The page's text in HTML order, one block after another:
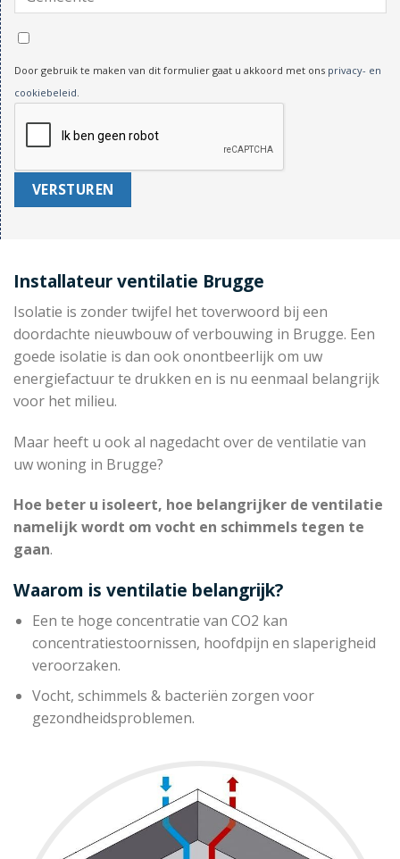
Door gebruik te maken van dit formulier gaat u akkoord met ons privacy- en
cookiebeleid
Installateur ventilatie Brugge
Isolatie is zonder twijfel het toverwoord bij een
doordachte nieuwbouw of verbouwing in Brugge. Een
goede isolatie is dan ook onontbeerlijk om uw
energiefactuur te drukken en is nu eenmaal belangrijk
voor het milieu.
Maar heeft u ook al nagedacht over de ventilatie van
uw woning in Brugge?
Hoe beter u isoleert, hoe belangrijker de ventilatie
namelijk wordt om vocht en schimmels tegen te
gaan.
Waarom is ventilatie belangrijk?
Een te hoge concentratie van CO2 kan
concentratiestoornissen, hoofdpijn en slaperigheid
veroorzaken.
Vocht, schimmels & bacteriën zorgen voor
gezondheidsproblemen.